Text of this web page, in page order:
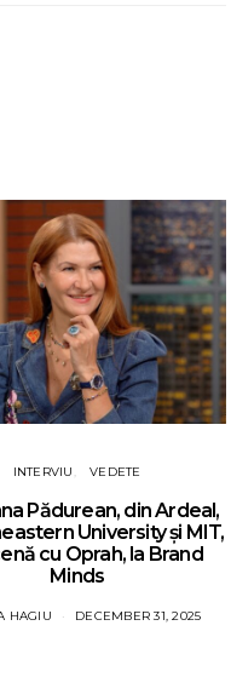
INTERVIU VEDETE
Pădurean, din Ardeal,
University și MIT,
cu Oprah, la Brand
Minds
HAGIU DECEMBER 31, 2025